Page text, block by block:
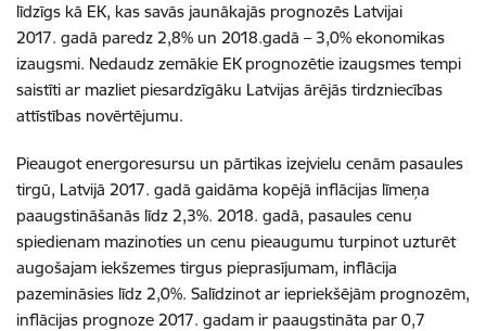
līdzīgs kā EK, kas savās jaunākajās prognozēs Latvijai
2017. gadā paredz 2,8% un 2018.gadā – 3,0% ekonomikas
izaugsmi. Nedaudz zemākie EK prognozētie izaugsmes tempi
saistīti ar mazliet piesardzīgāku Latvijas ārējās tirdzniecības
attīstības novērtējumu.
Pieaugot energoresursu un pārtikas izejvielu cenām pasaules
tirgū, Latvijā 2017. gadā gaidāma kopējā inflācijas līmeņa
paaugstināšanās līdz 2,3%. 2018. gadā, pasaules cenu
spiedienam mazinoties un cenu pieaugumu turpinot uzturēt
augošajam iekšzemes tirgus pieprasījumam, inflācija
pazemināsies līdz 2,0%. Salīdzinot ar iepriekšējām prognozēm,
inflācijas prognoze 2017. gadam ir paaugstināta par 0,7